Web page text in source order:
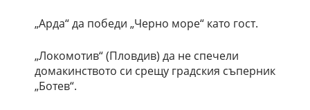
„Арда“ да победи „Черно море“ като гост.
„Локомотив“ (Пловдив) да не спечели
домакинството си срещу градския съперник
„Ботев“.